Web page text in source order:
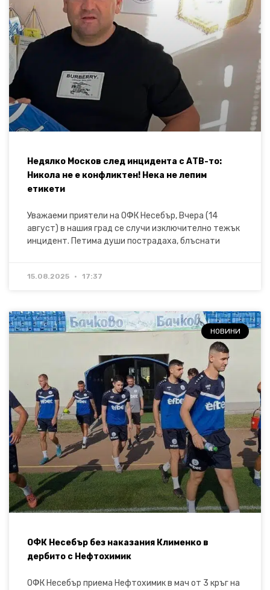
Недялко Москов след инцидента с АТВ-то:
Никола не е конфликтен! Нека не лепим
етикети
Уважаеми приятели на ОФК Несебър, Вчера (14
август) в нашия град се случи изключително тежък
инцидент. Петима души пострадаха, блъснати
15.08.2025 17:37
НОВИНИ
ОФК Несебър без наказания Клименко в
дербито с Нефтохимик
ОФК Несебър приема Нефтохимик в мач от 3 кръг на